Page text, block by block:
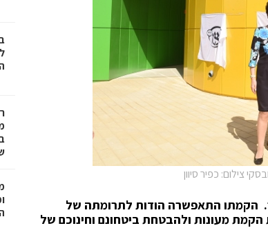
צילום: כפיר סיוון
הקמתו התאפשרה הודות לתרומתה של
מעונות ולהבטחת ביטחונם וחינוכם של